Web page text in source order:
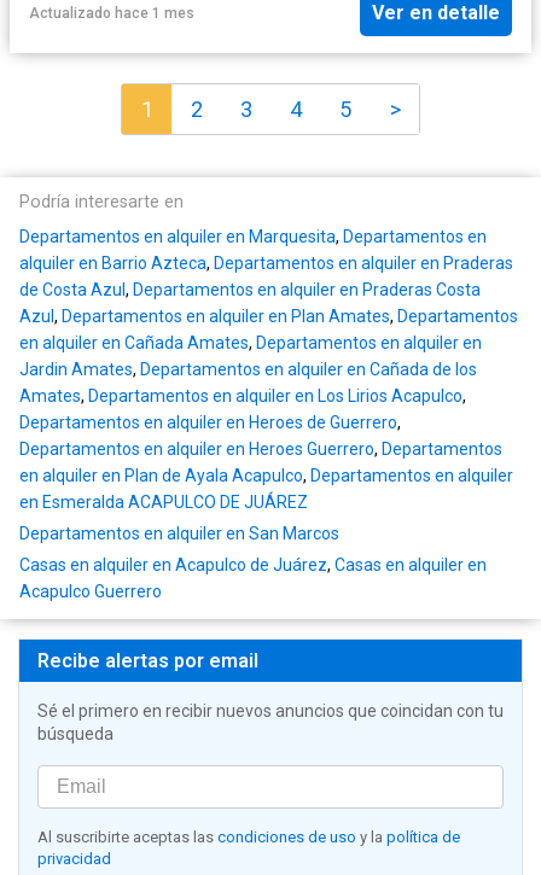
Actualizado hace 1 mes Ver en detalle
1 2 3 4 5 >
Podría interesarte en
Departamentos en alquiler en Marquesita, Departamentos en
alquiler en Barrio Azteca, Departamentos en alquiler en Praderas
de Costa Azul , Departamentos en alquiler en Praderas Costa
Azul , Departamentos en alquiler en Plan Amates, Departamentos
en alquiler en Cañada Amates, Departamentos en alquiler en
Jardin Amates, Departamentos en alquiler en Cañada de los
Amates, Departamentos en alquiler en Los Lirios Acapulco,
Departamentos en alquiler en Heroes de Guerrero,
Departamentos en alquiler en Heroes Guerrero, Departamentos
en alquiler en Plan de Ayala Acapulco, Departamentos en alquiler
en Esmeralda ACAPULCO DE JUÁREZ
Departamentos en alquiler en San Marcos
Casas en alquiler en Acapulco de Juárez, Casas en alquiler en
Acapulco Guerrero
Recibe alertas por email
Sé el primero en recibir nuevos anuncios que coincidan con tu
búsqueda
Al suscribirte aceptas las condiciones de uso y la política de
privacidad